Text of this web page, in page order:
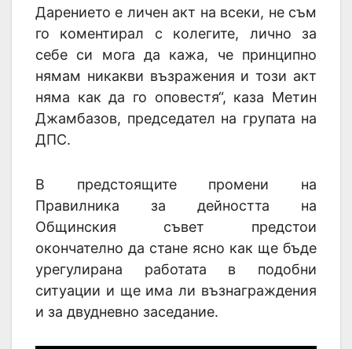
Дарението е личен акт на всеки, не съм
го коментирал с колегите, лично за
себе си мога да кажа, че принципно
нямам никакви възражения и този акт
няма как да го оповестя“, каза Метин
Джамбазов, председател на групата на
ДПС.
В предстоящите промени на
Правилника за дейността на
Общинския съвет предстои
окончателно да стане ясно как ще бъде
урегулирана работата в подобни
ситуации и ще има ли възнаграждения
и за двудневно заседание.